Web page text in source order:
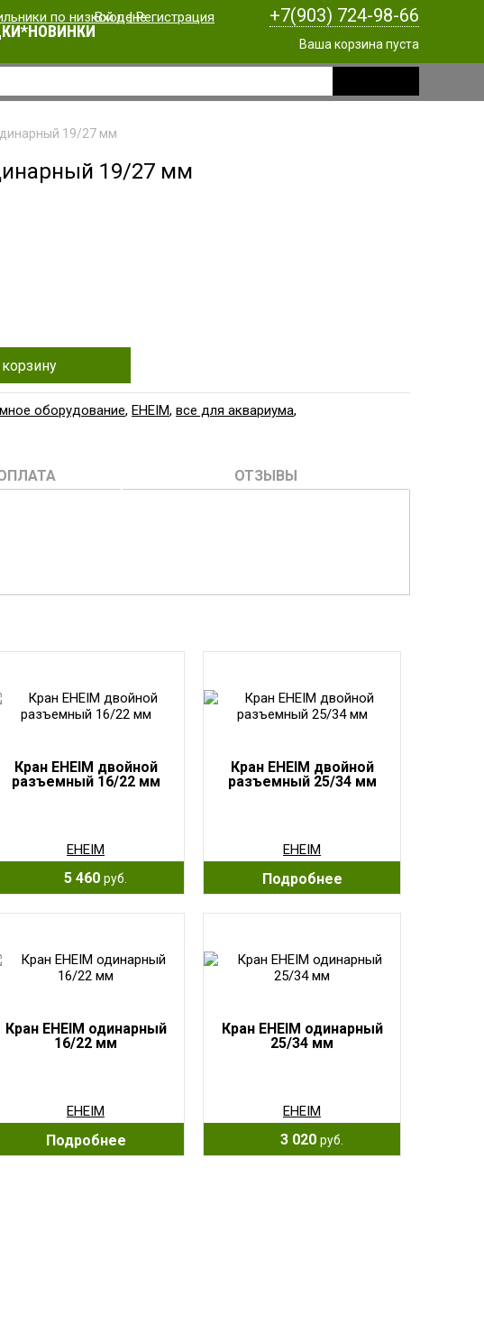
Вход|Регистрация +7(903) 724-98-66
Ваша корзина пуста
19/27 мм
19/27 мм
оборудование, EHEIM, все для аквариума,
ОТЗЫВЫ
Кран EHEIM двойной
разъемный 16/22 мм
EHEIM
5 460 руб.
Кран EHEIM двойной
разъемный 25/34 мм
EHEIM
Подробнее
Кран EHEIM одинарный
16/22 мм
EHEIM
Подробнее
Кран EHEIM одинарный
25/34 мм
EHEIM
3 020 руб.